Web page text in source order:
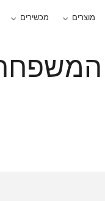
מוצרים מכשירים